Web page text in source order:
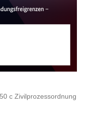
c Zivilprozessordnung